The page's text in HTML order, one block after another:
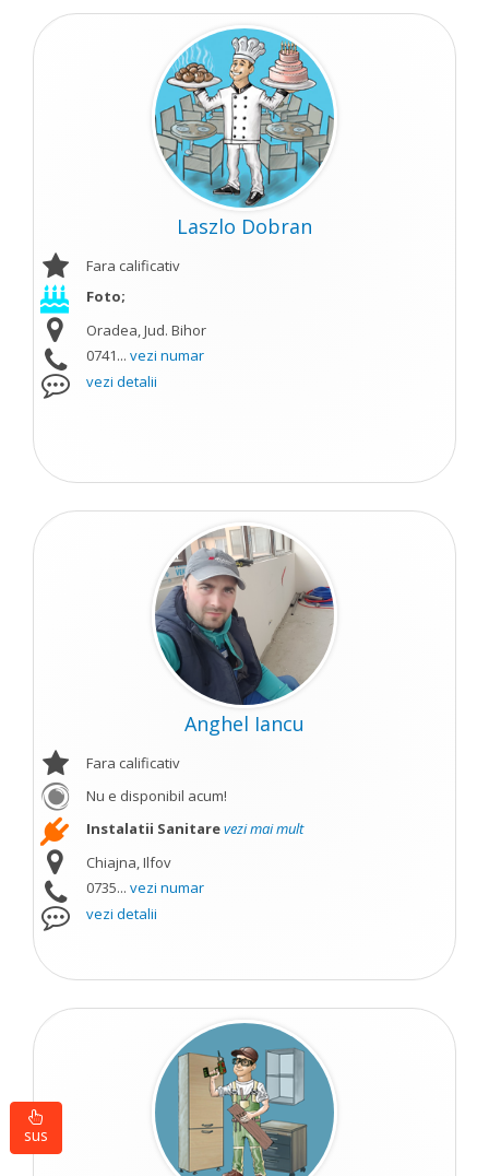
Laszlo Dobran
Fara calificativ
Foto;
Oradea, Jud. Bihor
0741... vezi numar
vezi detalii
Anghel Iancu
Fara calificativ
Nu e disponibil acum!
Instalatii Sanitarevezi mai mult
Chiajna, Ilfov
0735... vezi numar
vezi detalii
sus